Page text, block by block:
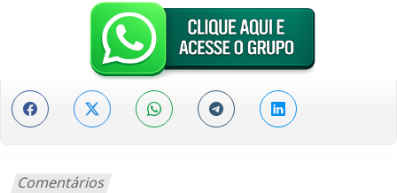
Comentários